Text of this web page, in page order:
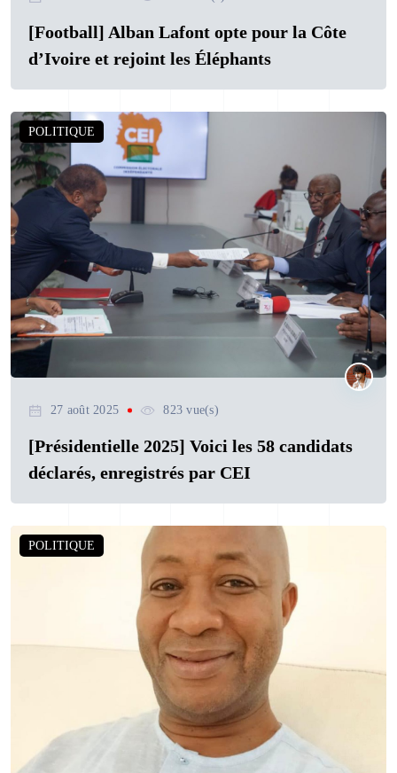
[Football] Alban Lafont opte pour la Côte
d’Ivoire et rejoint les Éléphants
POLITIQUE
27 août 2025 823 vue(s)
[Présidentielle 2025] Voici les 58 candidats
déclarés, enregistrés par CEI
POLITIQUE